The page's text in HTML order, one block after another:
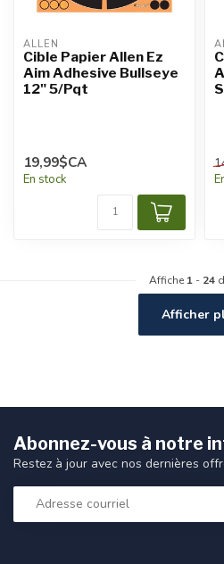
ALLEN
Cible Papier Allen Ez
Aim Adhesive Bullseye
12" 5/Pqt
19,99$CA
En stock
Affiche 1- 24
Afficher
Abonnez-vous à notre
Restez à jour avec nos dernières